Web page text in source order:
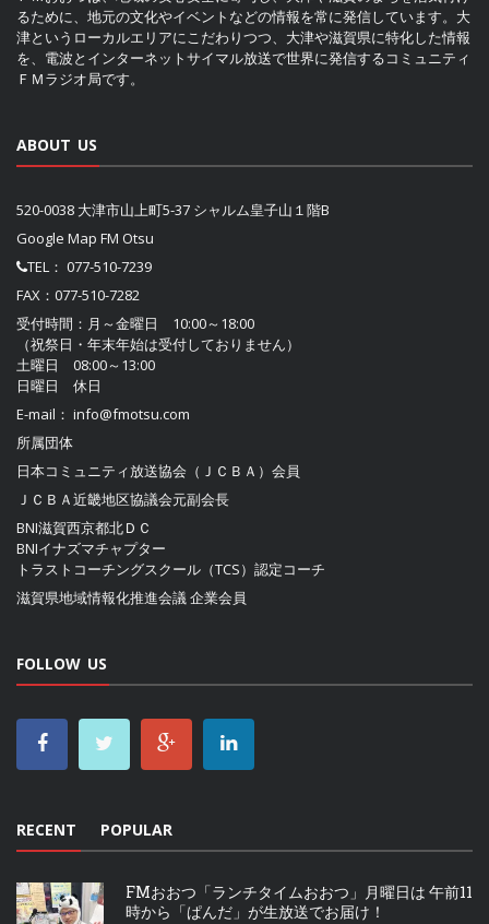
るために、地元の文化やイベントなどの情報を常に発信しています。大
津というローカルエリアにこだわりつつ、大津や滋賀県に特化した情報
を、電波とインターネットサイマル放送で世界に発信するコミュニティ
ＦＭラジオ局です。
ABOUT US
520-0038 大津市山上町5-37 シャルム皇子山１階B
Google Map FM Otsu
TEL： 077-510-7239
FAX：077-510-7282
受付時間：月～金曜日 10:00～18:00
（祝祭日・年末年始は受付しておりません）
土曜日 08:00～13:00
日曜日 休日
E-mail： info@fmotsu.com
所属団体
日本コミュニティ放送協会（ＪＣＢＡ） 会員
ＪＣＢＡ近畿地区協議会元副会長
BNI滋賀西京都北ＤＣ
BNIイナズマチャプター
トラストコーチングスクール（TCS）認定コーチ
滋賀県地域情報化推進会議企業会員
FOLLOW US
RECENT POPULAR
FMおおつ「ランチタイムおおつ」月曜日は 午前11
時から「ぱんだ」が生放送でお届け！